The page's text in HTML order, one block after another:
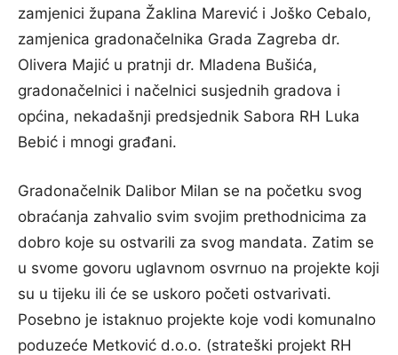
zamjenici župana Žaklina Marević i Joško Cebalo,
zamjenica gradonačelnika Grada Zagreba dr.
Olivera Majić u pratnji dr. Mladena Bušića,
gradonačelnici i načelnici susjednih gradova i
općina, nekadašnji predsjednik Sabora RH Luka
Bebić i mnogi građani.
Gradonačelnik Dalibor Milan se na početku svog
obraćanja zahvalio svim svojim prethodnicima za
dobro koje su ostvarili za svog mandata. Zatim se
u svome govoru uglavnom osvrnuo na projekte koji
su u tijeku ili će se uskoro početi ostvarivati.
Posebno je istaknuo projekte koje vodi komunalno
poduzeće Metković d.o.o. (strateški projekt RH